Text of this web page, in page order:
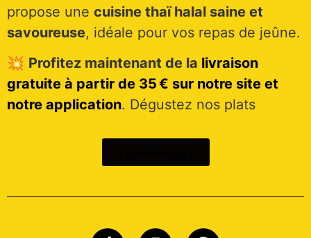
propose une cuisine thaï halal saine et
savoureuse, idéale pour vos repas de jeûne.
💥 Profitez maintenant de la livraison
gratuite à partir de 35 € sur notre site et
notre application. Dégustez nos plats